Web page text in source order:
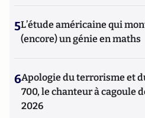
5L’étude américaine qui
(encore) un génie en maths
6Apologie du terrorisme et
700, le chanteur à cagoule
2026